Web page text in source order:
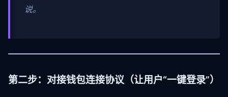
说。
第二步：对接钱包连接协议（让用户“一键登录”）